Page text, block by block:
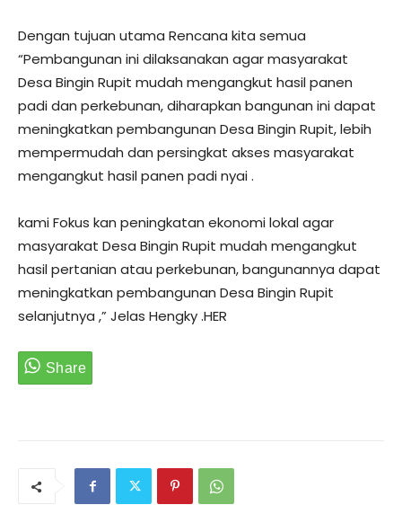
Dengan tujuan utama Rencana kita semua
“Pembangunan ini dilaksanakan agar masyarakat
Desa Bingin Rupit mudah mengangkut hasil panen
padi dan perkebunan, diharapkan bangunan ini dapat
meningkatkan pembangunan Desa Bingin Rupit, lebih
mempermudah dan persingkat akses masyarakat
mengangkut hasil panen padi nyai .
kami Fokus kan peningkatan ekonomi lokal agar
masyarakat Desa Bingin Rupit mudah mengangkut
hasil pertanian atau perkebunan, bangunannya dapat
meningkatkan pembangunan Desa Bingin Rupit
selanjutnya ,” Jelas Hengky .HER